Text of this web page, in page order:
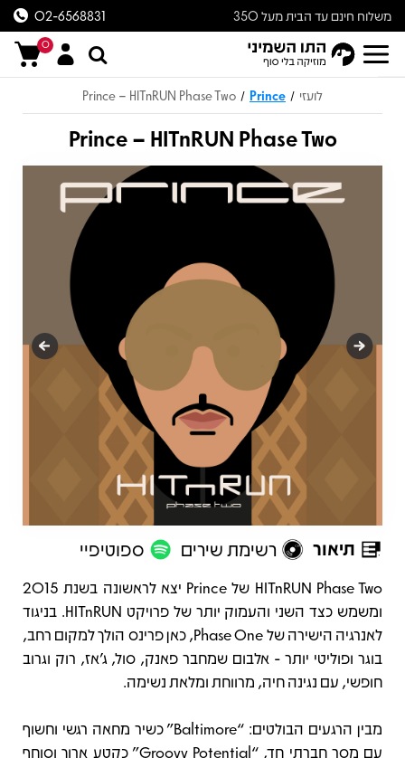
משלוח חינם עד הבית מעל 350
ש״ח
02-6568831
0
לועזי /
Prince
/
Prince – HITnRUN Phase Two
Prince – HITnRUN Phase Two
תיאור רשימת שירים ספוטיפיי
תיאור
HITnRUN Phase Two של Prince יצא לראשונה בשנת 2015
ומשמש כצד השני והעמוק יותר של פרויקט HITnRUN. בניגוד
לאנרגיה הישירה של Phase One, כאן פרינס הולך למקום רחב,
בוגר ופוליטי יותר - אלבום שמחבר פאנק, סול, ג’אז, רוק וגרוב
חופשי, עם נגינה חיה, מרווחת ומלאת נשימה.
מבין הרגעים הבולטים: “Baltimore” כשיר מחאה רגשי וחשוף
עם מסר חברתי חד, “Groovy Potential” כקטע ארוך וסוחף